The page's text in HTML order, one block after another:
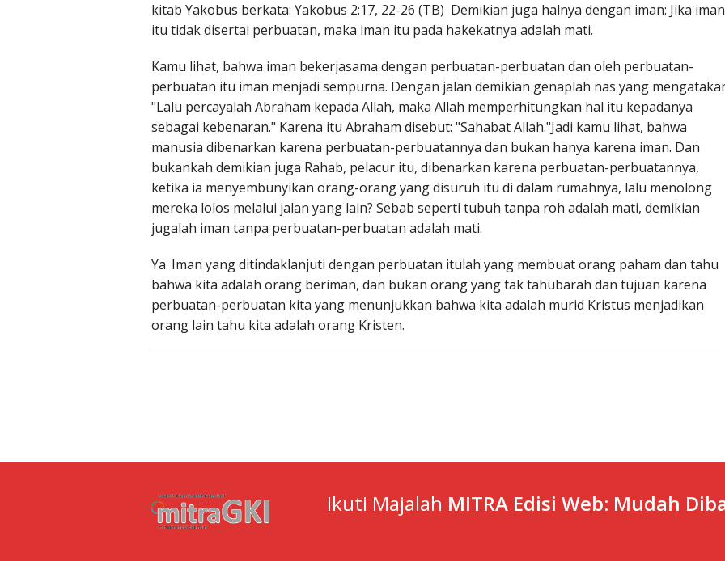
kitab Yakobus berkata: Yakobus 2:17, 22-26 (TB) Demikian juga halnya dengan iman: Jika iman
itu tidak disertai perbuatan, maka iman itu pada hakekatnya adalah mati.
Kamu lihat, bahwa iman bekerjasama dengan perbuatan-perbuatan dan oleh perbuatan-
perbuatan itu iman menjadi sempurna. Dengan jalan demikian genaplah nas yang
"Lalu percayalah Abraham kepada Allah, maka Allah memperhitungkan hal itu kepadanya
sebagai kebenaran." Karena itu Abraham disebut: "Sahabat Allah."Jadi kamu lihat, bahwa
manusia dibenarkan karena perbuatan-perbuatannya dan bukan hanya karena iman. Dan
bukankah demikian juga Rahab, pelacur itu, dibenarkan karena perbuatan-perbuatannya,
ketika ia menyembunyikan orang-orang yang disuruh itu di dalam rumahnya, lalu menolong
mereka lolos melalui jalan yang lain? Sebab seperti tubuh tanpa roh adalah mati, demikian
jugalah iman tanpa perbuatan-perbuatan adalah mati.
Ya. Iman yang ditindaklanjuti dengan perbuatan itulah yang membuat orang paham dan tahu
bahwa kita adalah orang beriman, dan bukan orang yang tak tahubarah dan tujuan karena
perbuatan-perbuatan kita yang menunjukkan bahwa kita adalah murid Kristus menjadikan
orang lain tahu kita adalah orang Kristen.
Ikuti Majalah MITRA Edisi Web: Mudah